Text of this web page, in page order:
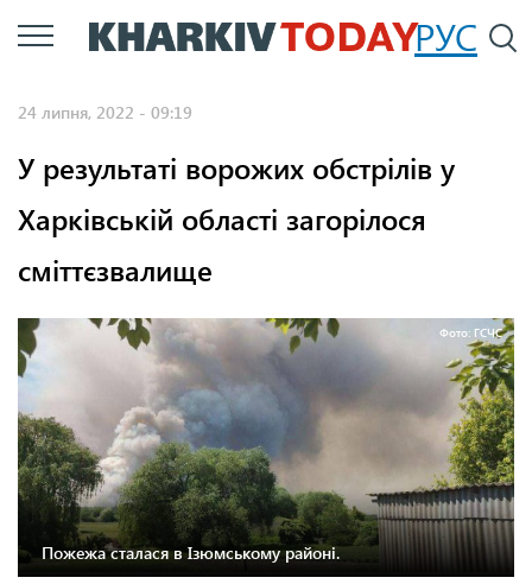
Перейти
до
РУС
24 липня, 2022 - 09:19
У результаті ворожих обстрілів у
Харківській області загорілося
сміттєзвалище
Фото: ГСЧС
Пожежа сталася в Ізюмському районі.